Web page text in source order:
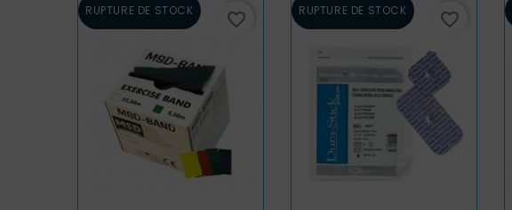
RUPTURE DE STOCK favorite_border RUPTURE DE STOCK favorite_border